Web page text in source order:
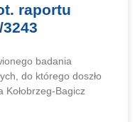
raportu
badania
do którego doszło
Kołobrzeg-Bagicz